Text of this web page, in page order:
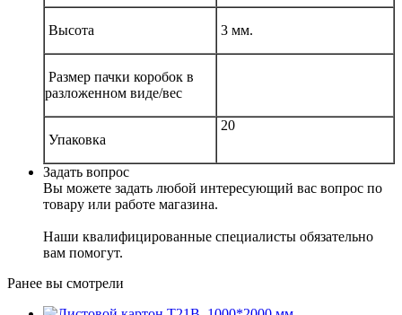
Высота 3 мм.
Размер пачки коробок в
разложенном виде/вес
Упаковка
20
Задать вопрос
Вы можете задать любой интересующий вас вопрос по
товару или работе магазина.
Наши квалифицированные специалисты обязательно
вам помогут.
Ранее вы смотрели